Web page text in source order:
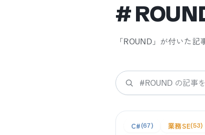
#
「ROUND 」が付いた記
検索
C# 67 業務SE 53